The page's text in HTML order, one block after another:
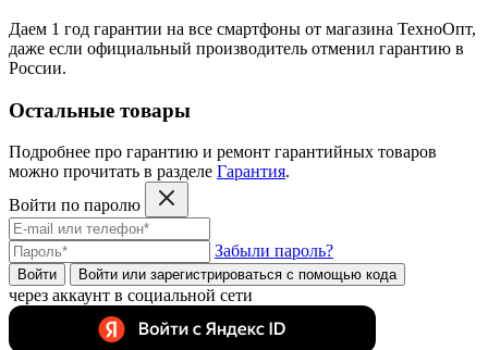
Даем 1 год гарантии на все смартфоны от магазина ТехноОпт,
даже если официальный производитель отменил гарантию в
России.
Остальные товары
Подробнее про гарантию и ремонт гарантийных товаров
можно прочитать в разделе Гарантия.
Войти по паролю
Забыли пароль?
Войти Войти или зарегистрироватьcя с помощью кода
через аккаунт в социальной сети